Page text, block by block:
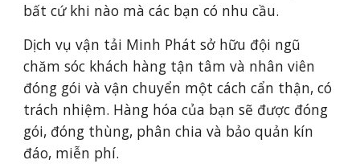
bất cứ khi nào mà các bạn có nhu cầu.
Dịch vụ vận tải Minh Phát sở hữu đội ngũ
chăm sóc khách hàng tận tâm và nhân viên
đóng gói và vận chuyển một cách cẩn thận, có
trách nhiệm. Hàng hóa của bạn sẽ được đóng
gói, đóng thùng, phân chia và bảo quản kín
đáo, miễn phí.